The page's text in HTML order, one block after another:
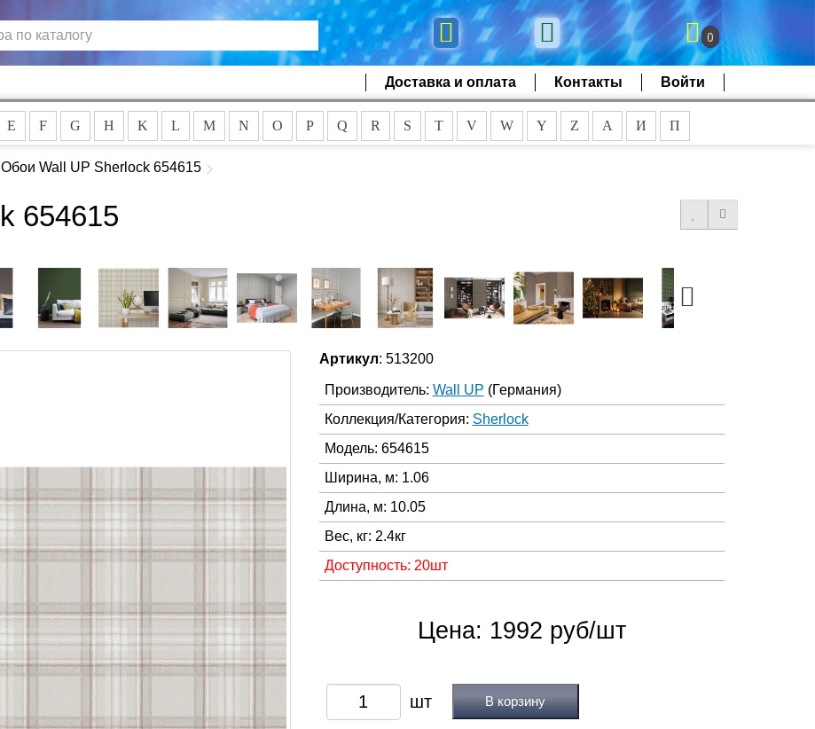
0
Доставка и оплата Контакты Войти
E F G H K L M N O P Q R S T V W Y Z А И П
Обои Wall UP Sherlock 654615
654615
Артикул: 513200
Производитель: Wall UP (Германия)
Коллекция/Категория: Sherlock
Модель: 654615
Ширина, м: 1.06
Длина, м: 10.05
Вес, кг: 2.4кг
Доступность: 20шт
Цена: 1992 руб/шт
В корзину